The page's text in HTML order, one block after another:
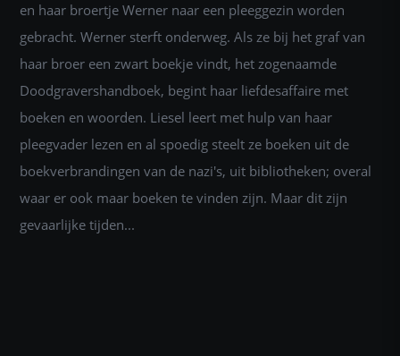
en haar broertje Werner naar een pleeggezin worden
gebracht. Werner sterft onderweg. Als ze bij het graf van
haar broer een zwart boekje vindt, het zogenaamde
Doodgravershandboek, begint haar liefdesaffaire met
boeken en woorden. Liesel leert met hulp van haar
pleegvader lezen en al spoedig steelt ze boeken uit de
boekverbrandingen van de nazi's, uit bibliotheken; overal
waar er ook maar boeken te vinden zijn. Maar dit zijn
gevaarlijke tijden...